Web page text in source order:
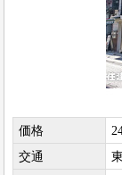
価格
交通